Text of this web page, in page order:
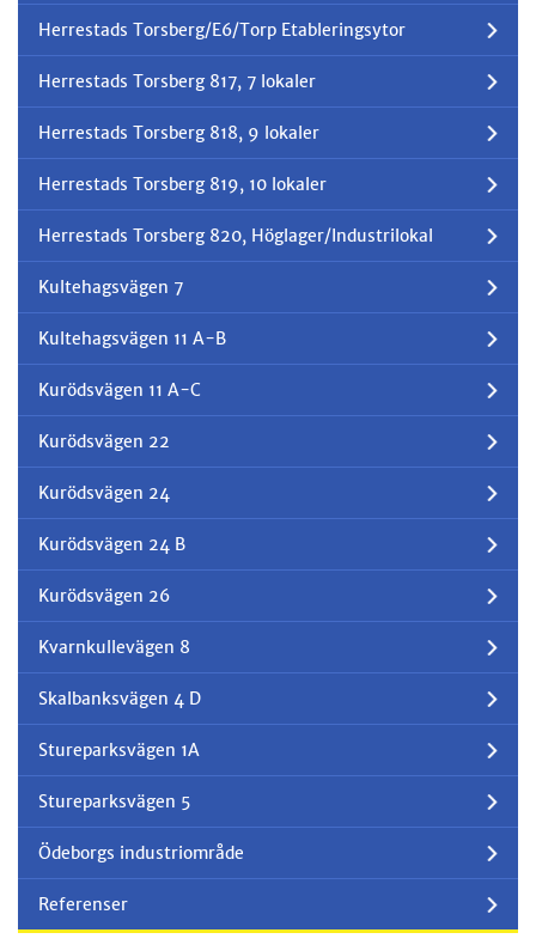
Herrestads Torsberg/E6/Torp Etableringsytor
Herrestads Torsberg 817, 7 lokaler
Herrestads Torsberg 818, 9 lokaler
Herrestads Torsberg 819, 10 lokaler
Herrestads Torsberg 820, Höglager/Industrilokal
Kultehagsvägen 7
Kultehagsvägen 11 A-B
Kurödsvägen 11 A-C
Kurödsvägen 22
Kurödsvägen 24
Kurödsvägen 24 B
Kurödsvägen 26
Kvarnkullevägen 8
Skalbanksvägen 4 D
Stureparksvägen 1A
Stureparksvägen 5
Ödeborgs industriområde
Referenser